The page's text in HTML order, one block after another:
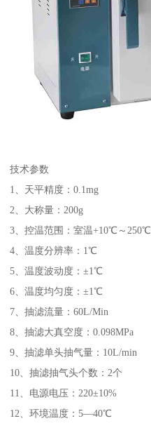
技术参数
1、天平精度：0.1mg
2、大称量：200g
3、控温范围：室温+10℃～250℃
4、温度分辨率：1℃
5、温度波动度：±1℃
6、温度均匀度：±1℃
7、抽滤流量：60L/Min
8、抽滤大真空度：0.098MPa
9、抽滤单头抽气量：10L/min
10、抽滤抽气头个数：2个
11、电源电压：220±10%
12、环境温度：5—40℃